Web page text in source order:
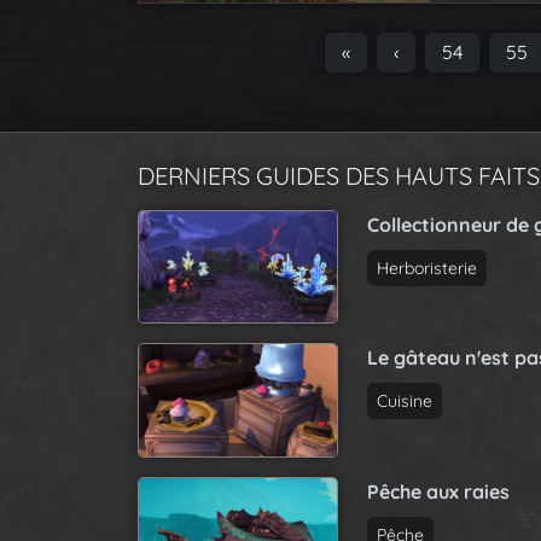
e
n
v
i
g
a
t
i
o
n
« ‹
P
54
P
55
DERNIERS GUIDES DES HAUTS FAITS
Collectionneur de
Herboristerie
Le gâteau n'est
Cuisine
Pêche aux raies
Pêche